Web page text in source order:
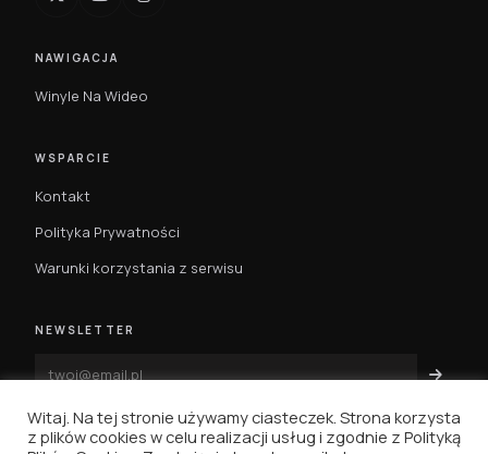
NAWIGACJA
Winyle Na Wideo
WSPARCIE
Kontakt
Polityka Prywatności
Warunki korzystania z serwisu
NEWSLETTER
Witaj. Na tej stronie używamy ciasteczek. Strona korzysta
z plików cookies w celu realizacji usług i zgodnie z Polityką